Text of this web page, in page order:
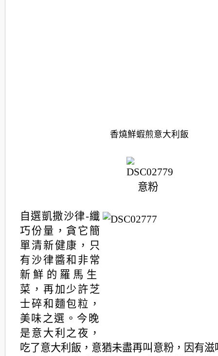
香燒鮮蝦煎意大利飯
意粉
自選凱撒沙律-纖
巧份量，貪它簡
單清新健康，只
有沙律醬和非常
新鮮 的羅馬生
菜，再加少許芝
士碎和麵包粒，
美味之選。 今晚
是意大利之夜，
吃了意大利飯，意猶未盡再叫意粉，因有滋